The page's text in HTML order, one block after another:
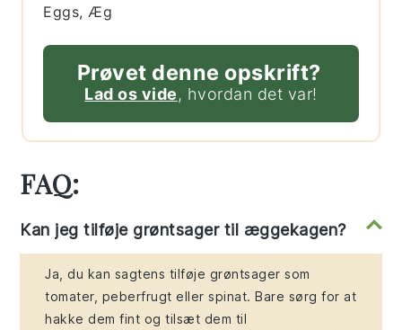
Eggs, Æg
Prøvet denne opskrift?
Lad os vide, hvordan det var!
FAQ:
Kan jeg tilføje grøntsager til æggekagen?
Ja, du kan sagtens tilføje grøntsager som
tomater, peberfrugt eller spinat. Bare sørg for at
hakke dem fint og tilsæt dem til